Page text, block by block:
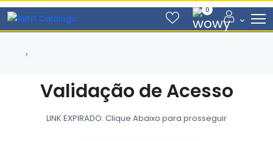
0
Validação de Acesso
LINK EXPIRADO. Clique Abaixo para prosseguir